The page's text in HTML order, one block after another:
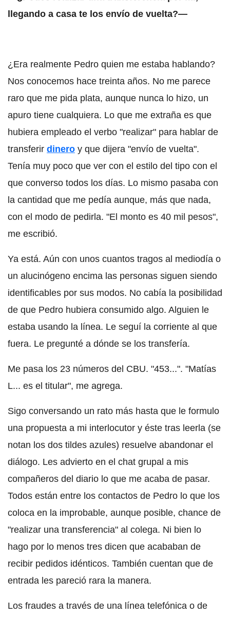
llegando a casa te los envío de vuelta?—
¿Era realmente Pedro quien me estaba hablando?
Nos conocemos hace treinta años. No me parece
raro que me pida plata, aunque nunca lo hizo, un
apuro tiene cualquiera. Lo que me extraña es que
hubiera empleado el verbo "realizar" para hablar de
transferir dinero y que dijera "envío de vuelta".
Tenía muy poco que ver con el estilo del tipo con el
que converso todos los días. Lo mismo pasaba con
la cantidad que me pedía aunque, más que nada,
con el modo de pedirla. "El monto es 40 mil pesos",
me escribió.
Ya está. Aún con unos cuantos tragos al mediodía o
un alucinógeno encima las personas siguen siendo
identificables por sus modos. No cabía la posibilidad
de que Pedro hubiera consumido algo. Alguien le
estaba usando la línea. Le seguí la corriente al que
fuera. Le pregunté a dónde se los transfería.
Me pasa los 23 números del CBU. "453...". "Matías
L... es el titular", me agrega.
Sigo conversando un rato más hasta que le formulo
una propuesta a mi interlocutor y éste tras leerla (se
notan los dos tildes azules) resuelve abandonar el
diálogo. Les advierto en el chat grupal a mis
compañeros del diario lo que me acaba de pasar.
Todos están entre los contactos de Pedro lo que los
coloca en la improbable, aunque posible, chance de
"realizar una transferencia" al colega. Ni bien lo
hago por lo menos tres dicen que acababan de
recibir pedidos idénticos. También cuentan que de
entrada les pareció rara la manera.
Los fraudes a través de una línea telefónica o de